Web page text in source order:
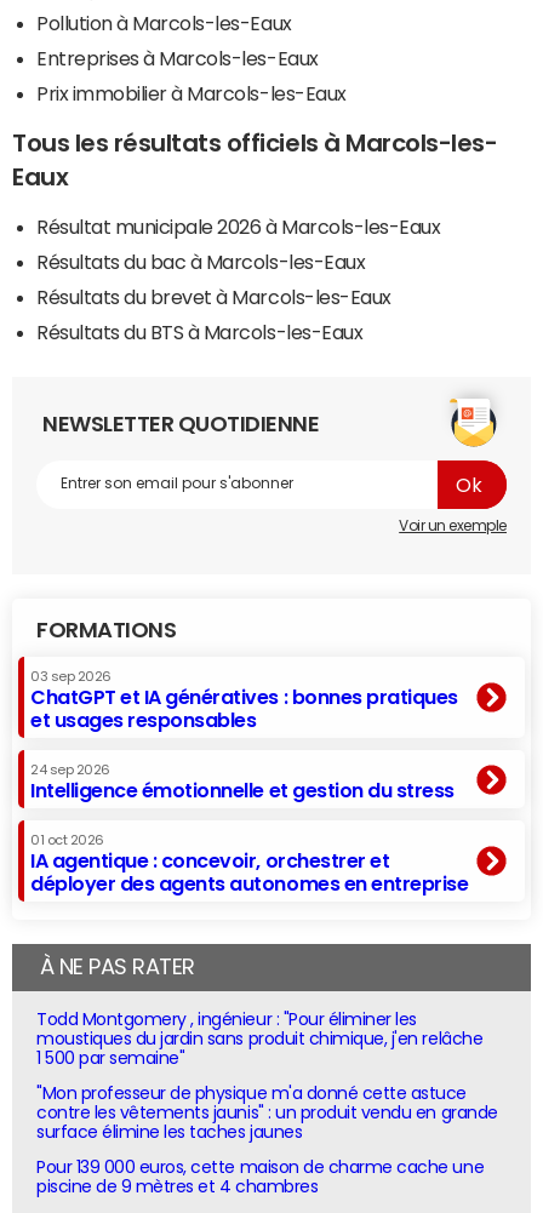
Pollution à Marcols-les-Eaux
Entreprises à Marcols-les-Eaux
Prix immobilier à Marcols-les-Eaux
Tous les résultats officiels à Marcols-les-
Eaux
Résultat municipale 2026 à Marcols-les-Eaux
Résultats du bac à Marcols-les-Eaux
Résultats du brevet à Marcols-les-Eaux
Résultats du BTS à Marcols-les-Eaux
NEWSLETTER QUOTIDIENNE
Voir un exemple
FORMATIONS
03 sep 2026
ChatGPT et IA génératives : bonnes pratiques
et usages responsables
24 sep 2026
Intelligence émotionnelle et gestion du stress
01 oct 2026
IA agentique : concevoir, orchestrer et
déployer des agents autonomes en entreprise
À NE PAS RATER
Todd Montgomery , ingénieur : "Pour éliminer les
moustiques du jardin sans produit chimique, j'en relâche
1 500 par semaine"
"Mon professeur de physique m'a donné cette astuce
contre les vêtements jaunis" : un produit vendu en grande
surface élimine les taches jaunes
Pour 139 000 euros, cette maison de charme cache une
piscine de 9 mètres et 4 chambres